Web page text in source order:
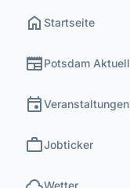
home Startseite
newspaperPotsdam Aktuell
eventVeranstaltungen
workJobticker
Wetter